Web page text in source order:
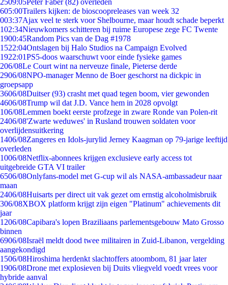
2509:05Peter Faber (82) overleden
605:00Trailers kijken: de bioscoopreleases van week 32
003:37Ajax veel te sterk voor Shelbourne, maar houdt schade beperkt
102:34Nieuwkomers schitteren bij ruime Europese zege FC Twente
1900:45Random Pics van de Dag #1978
1522:04Ontslagen bij Halo Studios na Campaign Evolved
1922:01PS5-doos waarschuwt voor einde fysieke games
206/08Le Court wint na nerveuze finale, Pieterse derde
2906/08NPO-manager Menno de Boer geschorst na dickpic in
groepsapp
3606/08Duitser (93) crasht met quad tegen boom, vier gewonden
4606/08Trump wil dat J.D. Vance hem in 2028 opvolgt
106/08Lemmen boekt eerste profzege in zware Ronde van Polen-rit
2406/08'Zwarte weduwes' in Rusland trouwen soldaten voor
overlijdensuitkering
1406/08Zangeres en Idols-jurylid Jerney Kaagman op 79-jarige leeftijd
overleden
1006/08Netflix-abonnees krijgen exclusieve early access tot
uitgebreide GTA VI trailer
6506/08Onlyfans-model met G-cup wil als NASA-ambassadeur naar
maan
2406/08Huisarts per direct uit vak gezet om ernstig alcoholmisbruik
306/08XBOX platform krijgt zijn eigen "Platinum" achievements dit
jaar
1206/08Capibara's lopen Braziliaans parlementsgebouw Mato Grosso
binnen
6906/08Israël meldt dood twee militairen in Zuid-Libanon, vergelding
aangekondigd
1506/08Hiroshima herdenkt slachtoffers atoombom, 81 jaar later
1906/08Drone met explosieven bij Duits vliegveld voedt vrees voor
hybride aanval